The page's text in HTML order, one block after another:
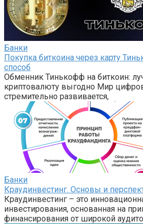
Банки
Покупка биткоина через карту
способ
Обменник Тинькофф на биткоин:
криптовалюту выгодно Мир
стремительно развивается,
Банки
Краудинвестинг. Основы и
Краудинвестинг – это
инвестирования, основанная на
финансирования от широкой